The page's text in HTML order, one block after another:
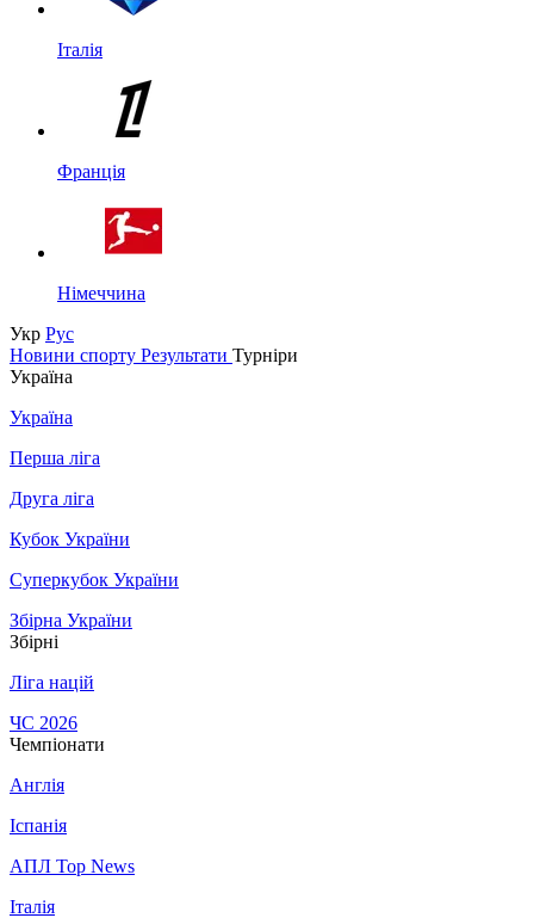
Італія
Франція
Німеччина
Укр Рус
Новини спорту Результати Турніри
Україна
Україна
Перша ліга
Друга ліга
Кубок України
Суперкубок України
Збірна України
Збірні
Ліга націй
ЧС 2026
Чемпіонати
Англія
Іспанія
АПЛ Top News
Італія